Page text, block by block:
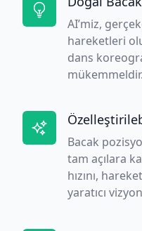
AI’miz,
hareketleri
dans
mükemmeldir.
Bacak
tam açılara
hızını,
yaratıcı